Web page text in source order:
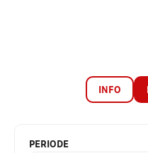
INFO
PERIODE